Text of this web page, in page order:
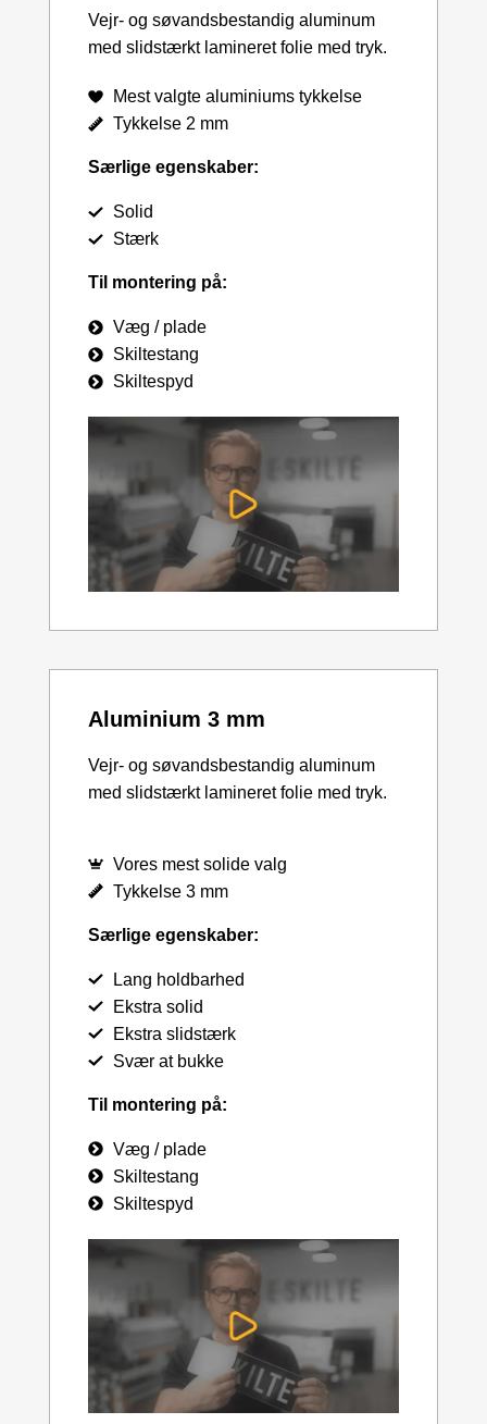
Vejr- og søvandsbestandig aluminum
med slidstærkt lamineret folie med tryk.
Mest valgte aluminiums tykkelse
Tykkelse 2 mm
Særlige egenskaber:
Solid
Stærk
Til montering på:
Væg / plade
Skiltestang
Skiltespyd
Aluminium 3 mm
Vejr- og søvandsbestandig aluminum
med slidstærkt lamineret folie med tryk.
Vores mest solide valg
Tykkelse 3 mm
Særlige egenskaber:
Lang holdbarhed
Ekstra solid
Ekstra slidstærk
Svær at bukke
Til montering på:
Væg / plade
Skiltestang
Skiltespyd